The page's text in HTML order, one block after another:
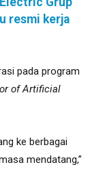
resmi kerja
pada program
of Artificial
ke berbagai
mendatang,”